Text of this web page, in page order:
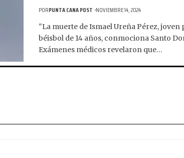
PORPUNTA CANA POST NOVIEMBRE 14, 2024
"La muerte de Ismael Ureña Pérez, joven
béisbol de 14 años, conmociona Santo
Exámenes médicos revelaron que…